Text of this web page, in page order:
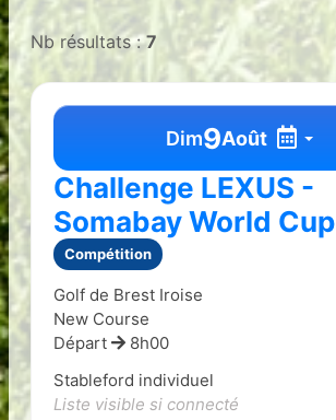
Nb résultats :7
Dim9Août
Challenge LEXUS -
Somabay World Cup
Compétition
Golf de Brest Iroise
New Course
Départ
8h00
Stableford individuel
Liste visible si connecté